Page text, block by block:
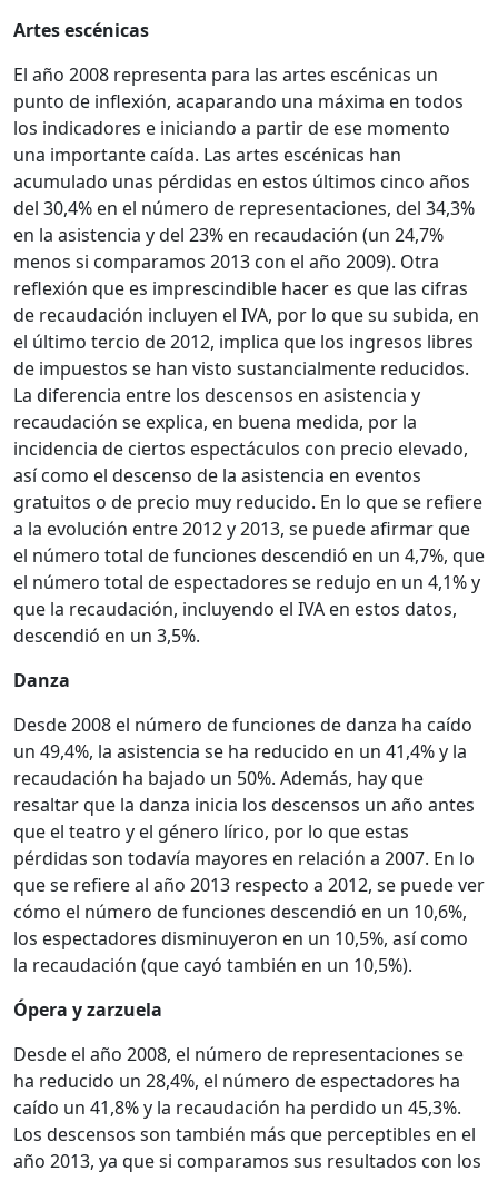
Artes escénicas
El año 2008 representa para las artes escénicas un
punto de inflexión, acaparando una máxima en todos
los indicadores e iniciando a partir de ese momento
una importante caída. Las artes escénicas han
acumulado unas pérdidas en estos últimos cinco años
del 30,4% en el número de representaciones, del 34,3%
en la asistencia y del 23% en recaudación (un 24,7%
menos si comparamos 2013 con el año 2009). Otra
reflexión que es imprescindible hacer es que las cifras
de recaudación incluyen el IVA, por lo que su subida, en
el último tercio de 2012, implica que los ingresos libres
de impuestos se han visto sustancialmente reducidos.
La diferencia entre los descensos en asistencia y
recaudación se explica, en buena medida, por la
incidencia de ciertos espectáculos con precio elevado,
así como el descenso de la asistencia en eventos
gratuitos o de precio muy reducido. En lo que se refiere
a la evolución entre 2012 y 2013, se puede afirmar que
el número total de funciones descendió en un 4,7%, que
el número total de espectadores se redujo en un 4,1% y
que la recaudación, incluyendo el IVA en estos datos,
descendió en un 3,5%.
Danza
Desde 2008 el número de funciones de danza ha caído
un 49,4%, la asistencia se ha reducido en un 41,4% y la
recaudación ha bajado un 50%. Además, hay que
resaltar que la danza inicia los descensos un año antes
que el teatro y el género lírico, por lo que estas
pérdidas son todavía mayores en relación a 2007. En lo
que se refiere al año 2013 respecto a 2012, se puede ver
cómo el número de funciones descendió en un 10,6%,
los espectadores disminuyeron en un 10,5%, así como
la recaudación (que cayó también en un 10,5%).
Ópera y zarzuela
Desde el año 2008, el número de representaciones se
ha reducido un 28,4%, el número de espectadores ha
caído un 41,8% y la recaudación ha perdido un 45,3%.
Los descensos son también más que perceptibles en el
año 2013, ya que si comparamos sus resultados con los